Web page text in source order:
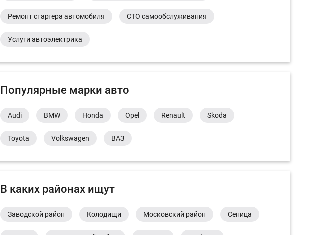
Ремонт стартера автомобиля СТО самообслуживания
Услуги автоэлектрика
Популярные марки авто
Audi BMW Honda Opel Renault Skoda
Toyota Volkswagen ВАЗ
В каких районах ищут
Заводской район Колодищи Московский район Сеница